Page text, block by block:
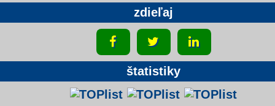
zdieľaj
štatistiky